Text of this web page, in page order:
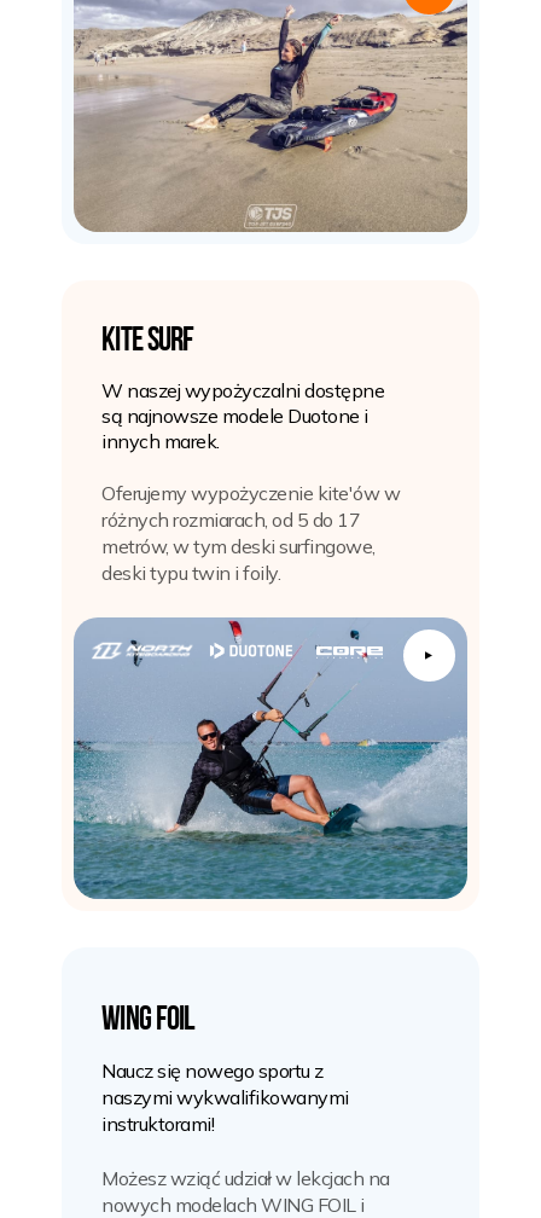
WING FOIL
Naucz się nowego sportu z
naszymi wykwalifikowanymi
instruktorami!
KITE SURF
W naszej wypożyczalni dostępne
są najnowsze modele Duotone i
innych marek.
▲
Oferujemy wypożyczenie kite'ów w
różnych rozmiarach, od 5 do 17
metrów, w tym deski surfingowe,
deski typu twin i foily.
Możesz wziąć udział w lekcjach na
nowych modelach WING FOIL i